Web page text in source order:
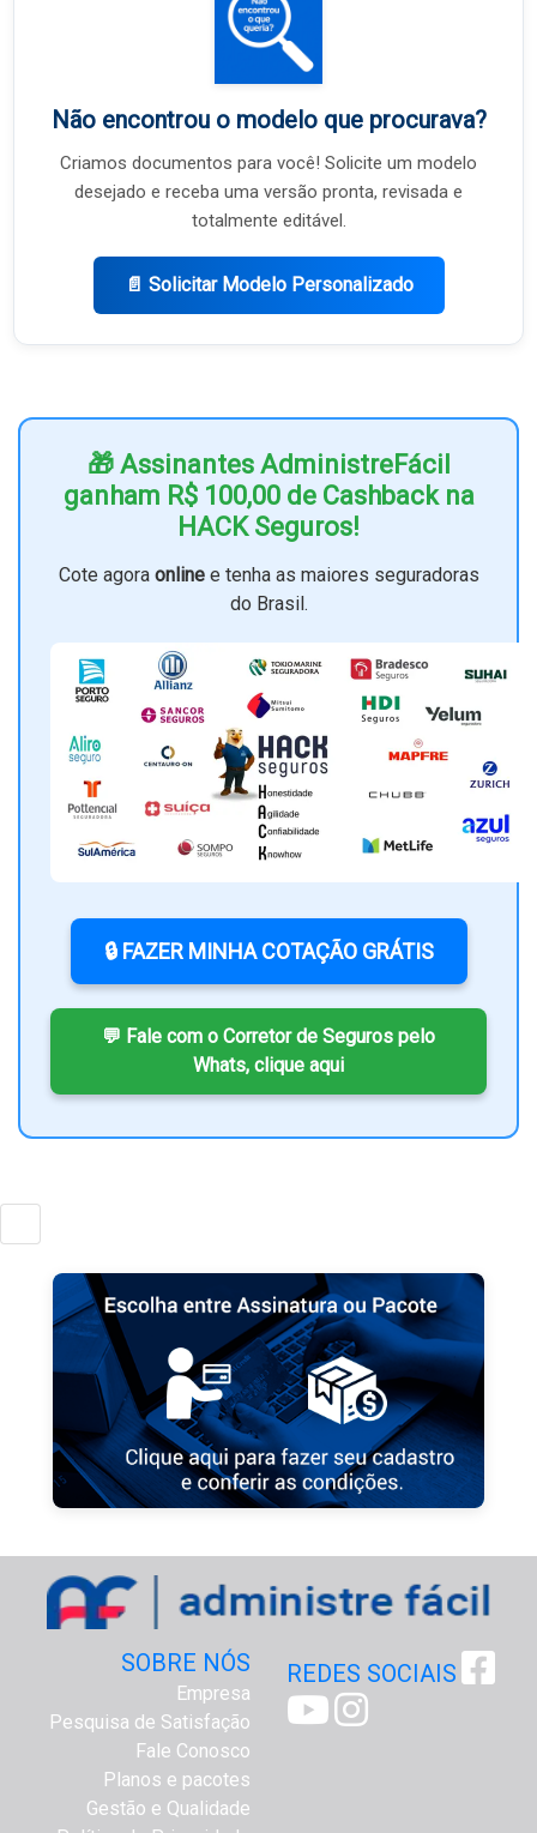
Não encontrou o modelo que procurava?
Criamos documentos para você! Solicite um modelo
desejado e receba uma versão pronta, revisada e
totalmente editável.
📄 Solicitar Modelo Personalizado
🎁 Assinantes AdministreFácil
ganham R$ 100,00 de Cashback na
HACK Seguros!
Cote agora onlinee tenha as maiores seguradoras
do Brasil.
🔒 FAZER MINHA COTAÇÃO GRÁTIS
💬 Fale com o Corretor de Seguros pelo
Whats, clique aqui
SOBRE NÓS
Empresa
Pesquisa de Satisfação
Fale Conosco
Planos e pacotes
Gestão e Qualidade
REDES SOCIAIS